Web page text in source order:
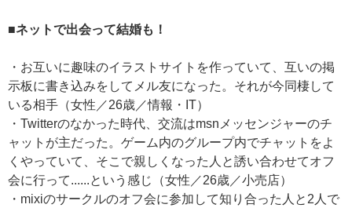
■ネットで出会って結婚も！
・お互いに趣味のイラストサイトを作っていて、互いの掲
示板に書き込みをしてメル友になった。それが今同棲して
いる相手（女性／26歳／情報・IT）
・Twitterのなかった時代、交流はmsnメッセンジャーのチ
ャットが主だった。ゲーム内のグループ内でチャットをよ
くやっていて、そこで親しくなった人と誘い合わせてオフ
会に行って......という感じ（女性／26歳／小売店）
・mixiのサークルのオフ会に参加して知り合った人と2人で